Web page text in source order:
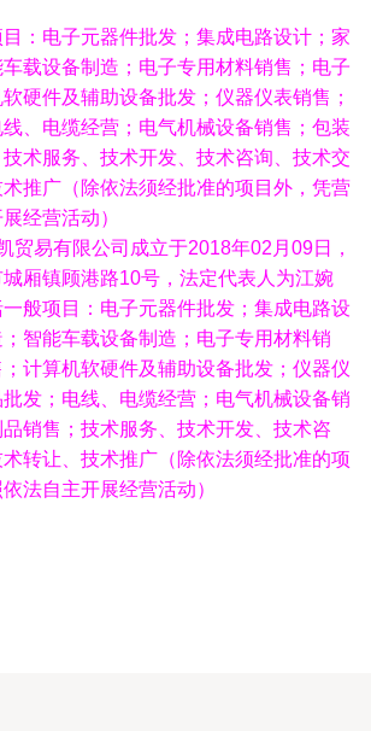
：电子元器件批发；集成电路设计；家
载设备制造；电子专用材料销售；电子
硬件及辅助设备批发；仪器仪表销售；
、电缆经营；电气机械设备销售；包装
术服务、技术开发、技术咨询、技术交
推广（除依法须经批准的项目外，凭营
经营活动）
贸易有限公司成立于2018年02月09日，
厢镇顾港路10号，法定代表人为江婉
般项目：电子元器件批发；集成电路设
智能车载设备制造；电子专用材料销
计算机软硬件及辅助设备批发；仪器仪
发；电线、电缆经营；电气机械设备销
销售；技术服务、技术开发、技术咨
转让、技术推广（除依法须经批准的项
法自主开展经营活动）